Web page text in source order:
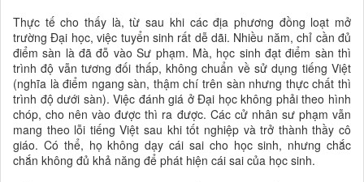
Thực tế cho thấy là, từ sau khi các địa phương đồng loạt mở
trường Đại học, việc tuyển sinh rất dễ dãi. Nhiều năm, chỉ cần đủ
điểm sàn là đã đỗ vào Sư phạm. Mà, học sinh đạt điểm sàn thì
trình độ vẫn tương đối thấp, không chuẩn về sử dụng tiếng Việt
(nghĩa là điểm ngang sàn, thậm chí trên sàn nhưng thực chất thì
trình độ dưới sàn). Việc đánh giá ở Đại học không phải theo hình
chóp, cho nên vào được thì ra được. Các cử nhân sư phạm vẫn
mang theo lỗi tiếng Việt sau khi tốt nghiệp và trở thành thầy cô
giáo. Có thể, họ không dạy cái sai cho học sinh, nhưng chắc
chắn không đủ khả năng để phát hiện cái sai của học sinh.